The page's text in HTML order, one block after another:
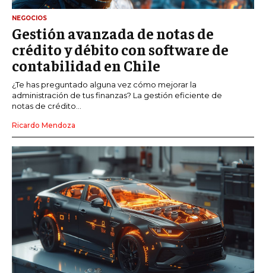
NEGOCIOS
Gestión avanzada de notas de
crédito y débito con software de
contabilidad en Chile
¿Te has preguntado alguna vez cómo mejorar la
administración de tus finanzas? La gestión eficiente de
notas de crédito...
Ricardo Mendoza